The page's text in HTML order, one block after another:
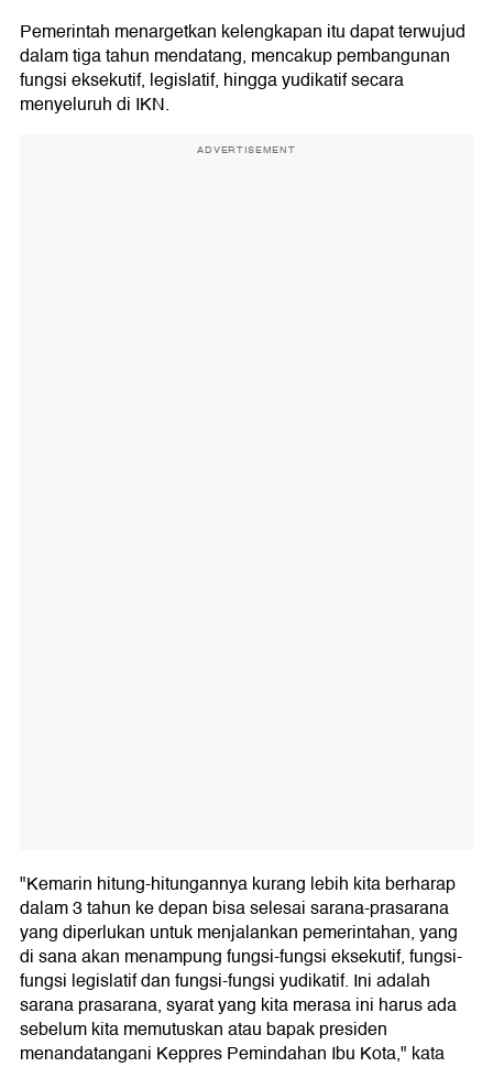
Pemerintah menargetkan kelengkapan itu dapat terwujud
dalam tiga tahun mendatang, mencakup pembangunan
fungsi eksekutif, legislatif, hingga yudikatif secara
menyeluruh di IKN.
ADVERTISEMENT
"Kemarin hitung-hitungannya kurang lebih kita berharap
dalam 3 tahun ke depan bisa selesai sarana-prasarana
yang diperlukan untuk menjalankan pemerintahan, yang
di sana akan menampung fungsi-fungsi eksekutif, fungsi-
fungsi legislatif dan fungsi-fungsi yudikatif. Ini adalah
sarana prasarana, syarat yang kita merasa ini harus ada
sebelum kita memutuskan atau bapak presiden
menandatangani Keppres Pemindahan Ibu Kota," kata